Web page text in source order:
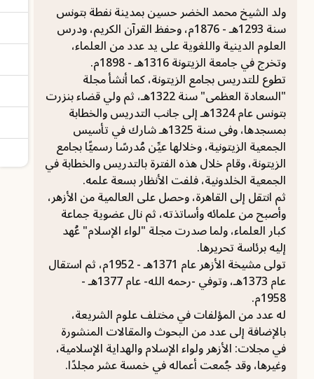
ولد الشيخ محمد الخضر حسين بمدينة نفطة بتونس
سنة 1293هـ - 1876م، وحفظ القرآن الكريم، ودرس
العلوم الدينية واللغوية على يد عدد من العلماء،
وتخرج في جامعة الزيتونة 1316هـ - 1898م.
تطوع للتدريس بجامع الزيتونة، كما أنشأ مجلة
"السعادة العظمى" سنة 1322هـ، ثم ولي قضاء بنزرت
بتونس عام 1324هـ إلى جانب التدريس والخطابة
بمسجدها، وفى سنة 1325هـ شارك في تأسيس
الجمعية الزيتونية، وخلالها عيِّن مُدرسًا رسميًّا بجامع
الزيتونة، وقام خلال هذه الفترة بالتدريس والخطابة في
الجمعية الخلدونية، فلفت الأنظار بسعة علمه.
ثم انتقل إلى القاهرة، وحصل على العالمية من الأزهر،
وأصبح من علمائه وأساتذته، ثم نال عضوية جماعة
كبار العلماء، ولما صدرت مجلة "لواء الإسلام" عُهد
إليه برئاسة تحريرها.
تولى مشيخة الأزهر عام 1371هـ - 1952م، ثم استقال
عام 1373هـ، وتوفي -رحمه الله- عام 1377هـ -
1958م.
له عدد من المؤلفات في مختلف علوم الشريعة،
بالإضافة إلى عدد من البحوث والمقالات المنشورة
في مجلات: الأزهر ولواء الإسلام والهداية الإسلامية،
وغيرها، وقد جُمعت أعماله في خمسة عشر مجلدًا.